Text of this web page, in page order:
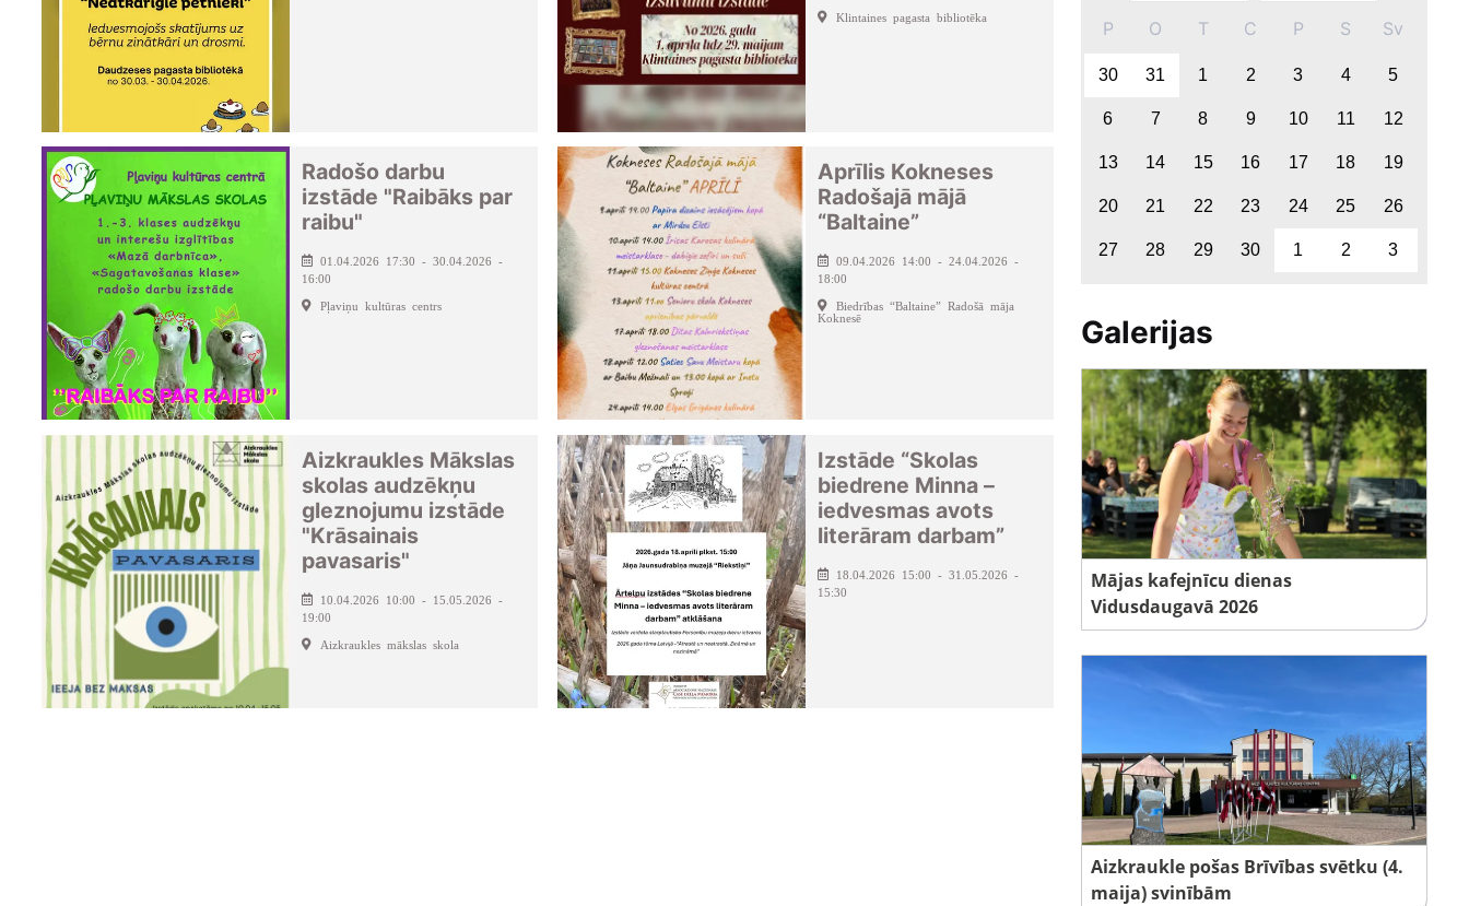
Klintaines pagasta bibliotēka
Radošo darbu
izstāde "Raibāks par
raibu"
01.04.2026 17:30 - 30.04.2026 -
16:00
Pļaviņu kultūras centrs
Aprīlis Kokneses
Radošajā mājā
“Baltaine”
09.04.2026 14:00 - 24.04.2026 -
18:00
Biedrības “Baltaine” Radošā māja
Koknesē
Aizkraukles Mākslas
skolas audzēkņu
gleznojumu izstāde
"Krāsainais
pavasaris"
10.04.2026 10:00 - 15.05.2026 -
19:00
Aizkraukles mākslas skola
Izstāde “Skolas
biedrene Minna –
iedvesmas avots
literāram darbam”
18.04.2026 15:00 - 31.05.2026 -
15:30
P O T C P S Sv
30 31 1 2 3 4 5
6 7 8 9 10 11 12
13 14 15 16 17 18 19
20 21 22 23 24 25 26
27 28 29 30 1 2 3
Galerijas
Mājas kafejnīcu dienas
Vidusdaugavā 2026
Aizkraukle pošas Brīvības svētku (4.
maija) svinībām